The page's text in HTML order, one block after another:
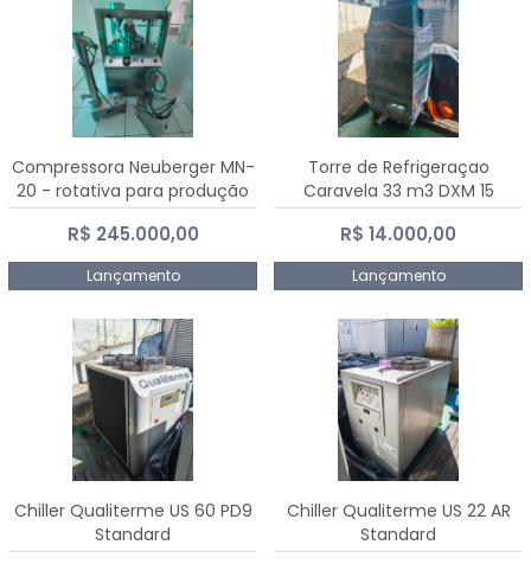
Compressora Neuberger MN-
20 - rotativa para produção
de comprimidos
R$ 245.000,00
Lançamento
Torre de Refrigeraçao
Caravela 33 m3 DXM 15
R$ 14.000,00
Lançamento
Chiller Qualiterme US 60 PD9
Standard
Chiller Qualiterme US 22 AR
Standard